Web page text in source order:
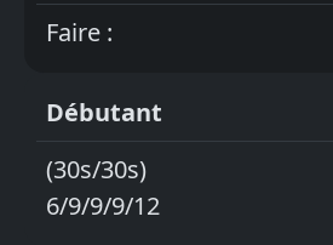
Faire :
Débutant
(30s/30s)
6/9/9/9/12